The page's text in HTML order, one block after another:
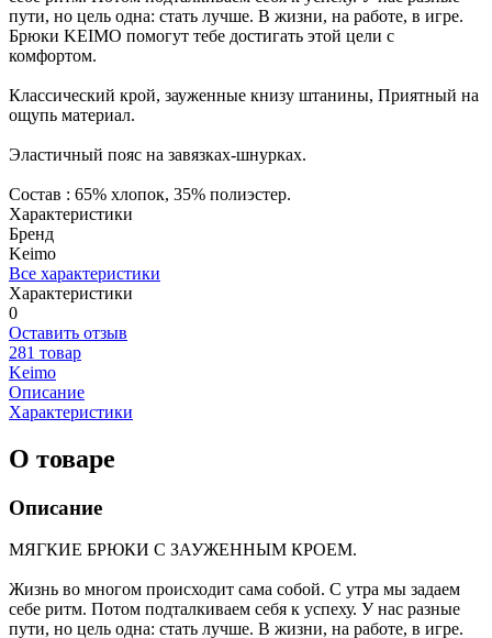
пути, но цель одна: стать лучше. В жизни, на работе, в игре.
Брюки KEIMO помогут тебе достигать этой цели с
комфортом.
Классический крой, зауженные книзу штанины, Приятный на
ощупь материал.
Эластичный пояс на завязках-шнурках.
Состав : 65% хлопок, 35% полиэстер.
Характеристики
Бренд
Keimo
Все характеристики
Характеристики
0
Оставить отзыв
281 товар
Keimo
Описание
Характеристики
О товаре
Описание
МЯГКИЕ БРЮКИ С ЗАУЖЕННЫМ КРОЕМ.
Жизнь во многом происходит сама собой. С утра мы задаем
себе ритм. Потом подталкиваем себя к успеху. У нас разные
пути, но цель одна: стать лучше. В жизни, на работе, в игре.